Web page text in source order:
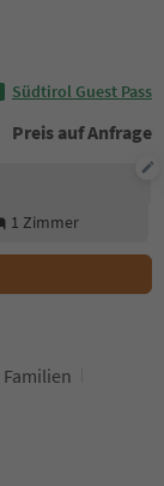
Südtirol Guest Pass
Preis auf Anfrage
1 Zimmer
Familien